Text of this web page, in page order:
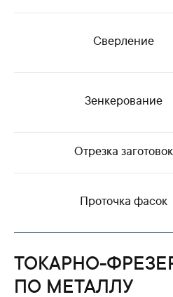
Сверление
Зенкерование
Отрезка заготовок
Проточка фасок
ТОКАРНО-
ПО МЕТАЛЛУ